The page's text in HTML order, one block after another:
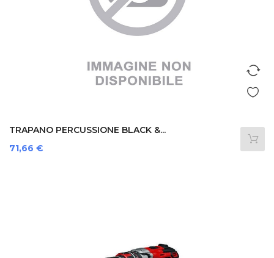
TRAPANO PERCUSSIONE BLACK &...
Prezzo
71,66 €